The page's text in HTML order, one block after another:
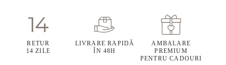
RETUR
14 ZILE
LIVRARE RAPIDĂ
ÎN 48H
AMBALARE
PREMIUM
PENTRU CADOURI